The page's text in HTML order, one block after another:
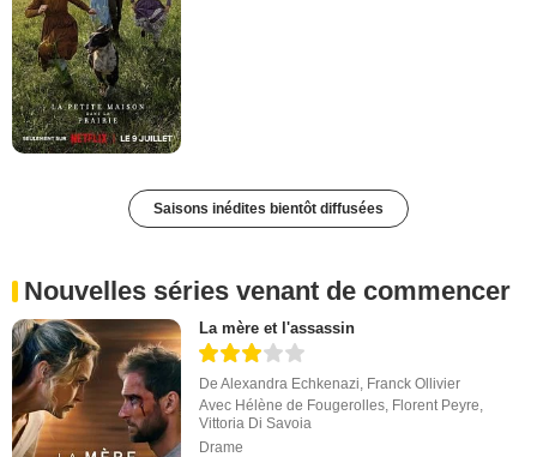
Saisons inédites bientôt diffusées
Nouvelles séries venant de commencer
La mère et l'assassin
DeAlexandra Echkenazi, Franck Ollivier
Avec Hélène de Fougerolles, Florent Peyre,
Vittoria Di Savoia
Drame